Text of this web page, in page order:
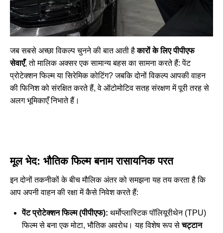
जब सबसे अच्छा विकल्प चुनने की बात आती हैकारों के लिए पीपीएफ
सेवाएँ, तो मालिक अक्सर एक सामान्य बहस का सामना करते हैं: पेंट
प्रोटेक्शन फिल्म या सिरेमिक कोटिंग? जबकि दोनों विकल्प आपकी वाहन
की फिनिश को संरक्षित करते हैं, वे ऑटोमोटिव सतह संरक्षण में पूरी तरह से
अलग भूमिकाएँ निभाते हैं।
मूल भेद: भौतिक फिल्म बनाम रासायनिक परत
इन दोनों तकनीकों के बीच मौलिक अंतर को समझना यह तय करता है कि
आप अपनी वाहन की रक्षा में कैसे निवेश करते हैं:
पेंट प्रोटेक्शन फिल्म (पीपीएफ): थर्मोप्लास्टिक पॉलियूरीथेन (TPU)
फिल्म से बना एक मोटा, भौतिक अवरोध। यह विशेष रूप सेचट्टान